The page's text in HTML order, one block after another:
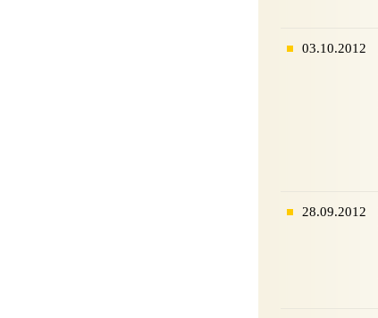
03.10.2012
28.09.2012